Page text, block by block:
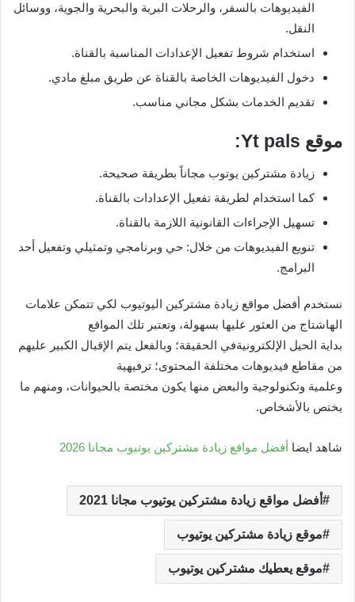
الفيديوهات بالسفر، والرحلات البرية والبحرية والجوية، ووسائل
النقل.
استخدام شروط تفعيل الإعدادات المناسبة بالقناة.
دخول الفيديوهات الخاصة بالقناة عن طريق مبلغ مادي.
تقديم الخدمات بشكل مجاني مناسب.
موقع Yt pals
:
زيادة مشتركين يوتوب مجاناً بطريقة صحيحة.
كما استخدام لطريقة تفعيل الإعدادات بالقناة.
تسهيل الإجراءات القانونية اللازمة بالقناة.
تنويع الفيديوهات من خلال: حي وبرنامجي وتمثيلي وتفعيل أحد
البرامج.
نستخدم أفضل مواقع زيادة مشتركين اليوتيوب لكي تتمكن علامات
الهاشتاج من العثور عليها بسهولة، وتعتبر تلك المواقع
بداية الحيل الإلكترونيةفي الحقيقة؛ وبالفعل يتم الإقبال الكبير عليهم
من مقاطع فيديوهات مختلفة المحتوى؛ ترفيهية
وعلمية وتكنولوجية والبعض منها يكون مختصة بالحيوانات، ومنهم ما
يختص بالأشخاص.
شاهد ايضا أفضل مواقع زيادة مشتركين يوتيوب مجانا 2026
أفضل مواقع زيادة مشتركين يوتيوب مجانا 2021
موقع زيادة مشتركين يوتيوب
موقع يعطيك مشتركين يوتيوب